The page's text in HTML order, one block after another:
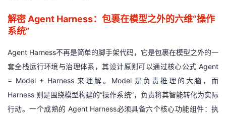
播
活
的
注
程
认
证
的
实
验
我
的
收
藏
支
声
议
解密 Agent Harness：包裹在模型之外的六维“操作
系统”
Agent Harness不再是简单的脚手架代码，它是包裹在模型之外的一
套全栈运行环境与治理体系，其设计原则可以通过核心公式 Agent
= Model + Harness 来理解。Model 是负责推理的大脑，而
Harness 则是围绕模型构建的“操作系统”，负责将其智能转化为实际
行动。一个成熟的 Agent Harness必须具备六个核心功能组件：执